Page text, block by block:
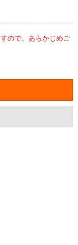
ので、あらかじめご